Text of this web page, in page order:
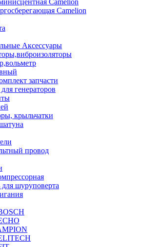
Сamelion
Аксессуары
запчасти
генераторов
крыльчатки
провод
для шуруповерта